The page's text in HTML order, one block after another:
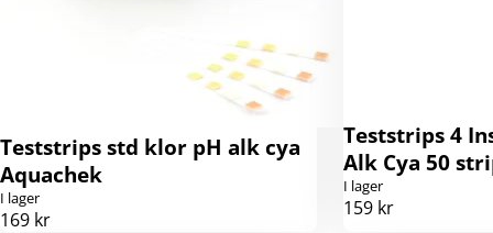
Teststrips std klor pH alk cya
Aquachek
I lager
169 kr
Teststrips 4
Alk Cya 50
I lager
159 kr